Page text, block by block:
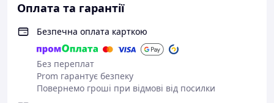
Методом кругового різання ізоляція знімається
повністю швидко та точно. Це особливо важливо під
час роботи з провідниками, ізоляція з яких має
видалятися з високою точністю.
Також не викликає проблем робота з такими важкими
для оброблення матеріалами, як-от ПТФЕ, Radox® і
Оплата та гарантії
Безпечна оплата карткою
Без переплат
Prom гарантує безпеку
Повернемо гроші при відмові від посилки